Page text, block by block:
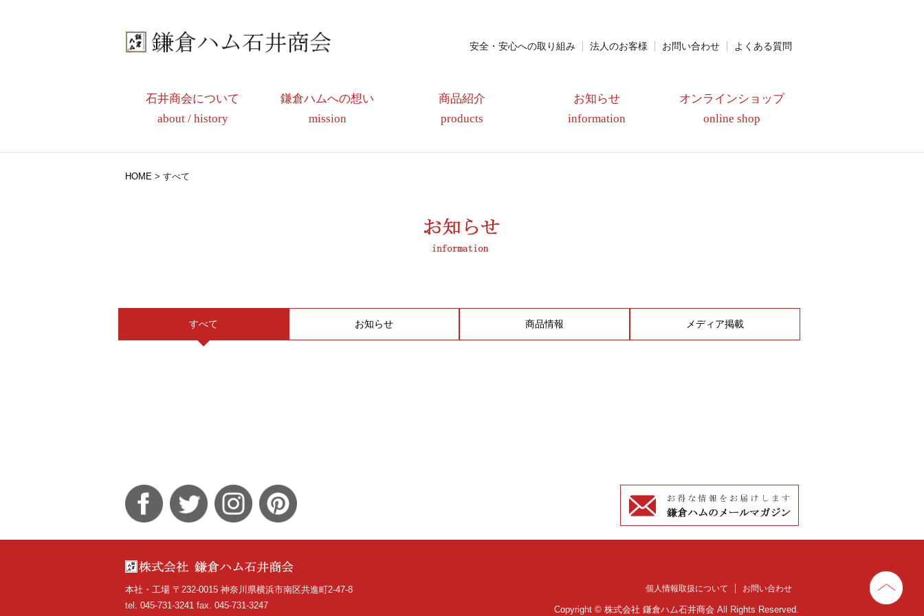
安全・安心への取り組み 法人のお客様 お問い合わせ よくある質問
石井商会について
about / history
鎌倉ハムへの想い
mission
商品紹介
products
お知らせ
information
オンラインショップ
online shop
HOME > すべて
すべて お知らせ 商品情報 メディア掲載
本社・工場 〒232-0015 神奈川県横浜市南区共進町2-47-8
tel. 045-731-3241 fax. 045-731-3247
個人情報取扱について お問い合わせ
Copyright © 株式会社 鎌倉ハム石井商会 All Rights Reserved.